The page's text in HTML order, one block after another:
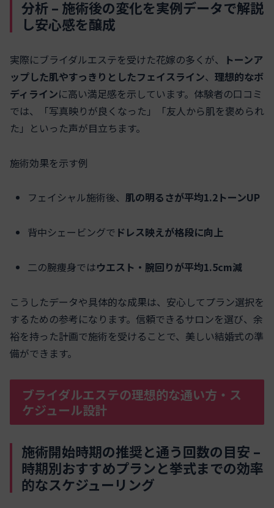
分析 – 施術後の変化を実例データで解説
し安心感を醸成
実際にブライダルエステを受けた花嫁の多くが、
トーンア
ップした肌やすっきりとしたフェイスライン、 理想的なボ
ディラインに高い満足感を示しています。体験者の口コミ
では、「写真映りが良くなった」「友人から肌を褒められ
た」といった声が目立ちます。
施術効果を示す例
フェイシャル施術後、肌の明るさが平均1.2トーンUP
背中シェービングで ドレス映えが格段に向上
二の腕痩身ではウエスト・腕回りが平均1.5cm減
こうしたデータや具体的な成果は、安心してプラン選択を
するための参考になります。信頼できるサロンを選び、余
裕を持った計画で施術を受けることで、美しい結婚式の準
備ができます。
ブライダルエステの理想的な通い方・ス
ケジュール設計
施術開始時期の推奨と通う回数の目安 –
時期別おすすめプランと挙式までの効率
的なスケジューリング